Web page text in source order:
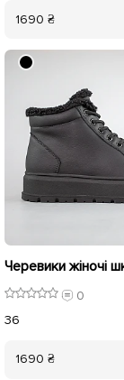
1690 ₴
0
36
1690 ₴